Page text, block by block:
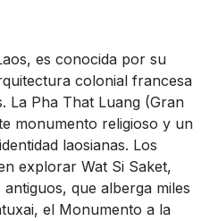
es conocida por su
colonial francesa
La Pha That Luang (Gran
monumento religioso y un
laosianas. Los
explorar Wat Si Saket,
que alberga miles
el Monumento a la